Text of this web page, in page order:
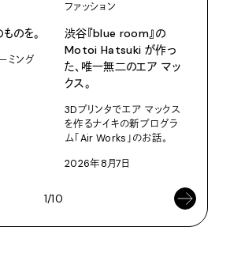
のを。
ミング
ファッション
渋⾕『blue room』の
Motoi Hatsuki が作っ
た、唯⼀無⼆のエア マッ
クス。
3Dプリンタでエア マックス
を作るナイキの新プログラ
ム「Air Works」のお話。
2026年8月7日
1/10